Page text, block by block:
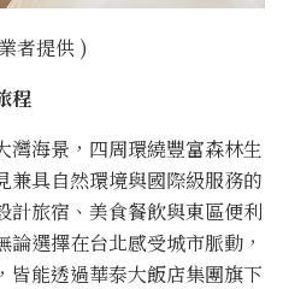
者提供 )
程
灣海景，四周環繞豐富森林生
兼具自然環境與國際級服務的
計旅宿、美食餐飲與東區便利
選擇在台北感受城市脈動，
皆能透過華泰大飯店集團旗下